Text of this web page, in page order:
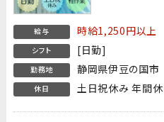
給与 時給1,250円以上
シフト [日勤]
勤務地 静岡県伊豆の国市
休日 土日祝休み 年間